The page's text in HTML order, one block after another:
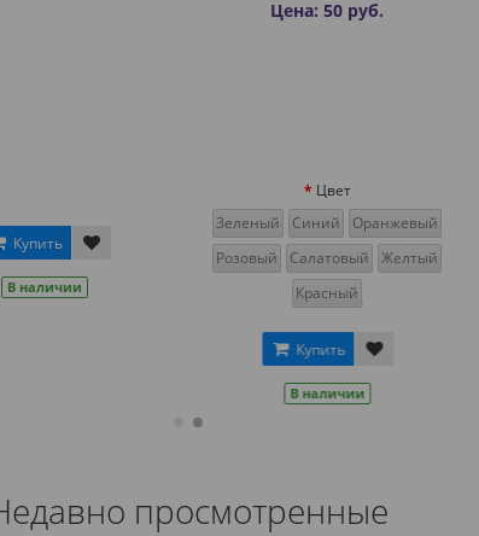
Оранжевый
Салатовый Желтый
Купить
просмотренные